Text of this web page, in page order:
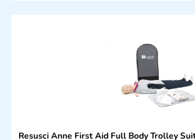
Resusci Anne First Aid Full Body Trolley